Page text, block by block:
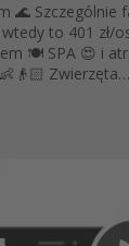
porady
podróżnicze
🌊 Szczególnie
to 401 zł/
Zwierzęta